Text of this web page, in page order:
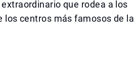
que rodea a los
los centros más famosos de la